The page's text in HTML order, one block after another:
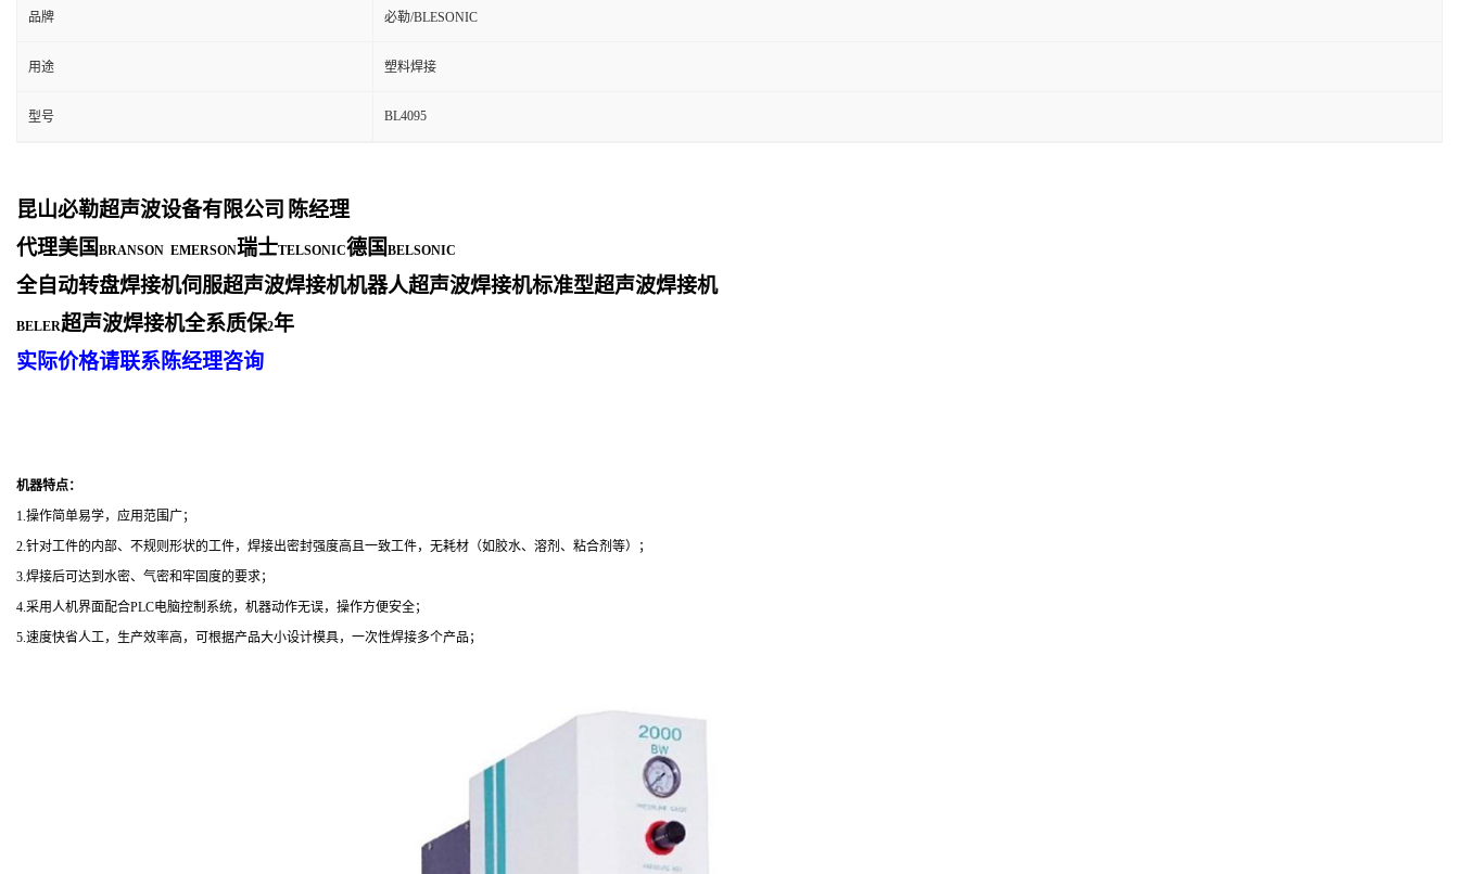
品牌 必勒/BLESONIC
用途 塑料焊接
型号 BL4095
昆山必勒超声波设备有限公司 陈经理
代理美国 BRANSON EMERSON瑞士TELSONIC德国 BELSONIC
全自动转盘焊接机伺服超声波焊接机机器人超声波焊接机标准型超声波焊接机
BELER超声波焊接机全系质保2年
实际价格请联系陈经理咨询
机器特点：
1.操作简单易学，应用范围广；
2.针对工件的内部、不规则形状的工件，焊接出密封强度高且一致工件，无耗材（如胶水、溶剂、粘合剂等）；
3.焊接后可达到水密、气密和牢固度的要求；
4.采用人机界面配合PLC电脑控制系统，机器动作无误，操作方便安全；
5.速度快省人工，生产效率高，可根据产品大小设计模具，一次性焊接多个产品；